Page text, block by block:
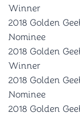
Winner
2018 Golden
Nominee
2018 Golden
Winner
2018 Golden
Nominee
2018 Golden